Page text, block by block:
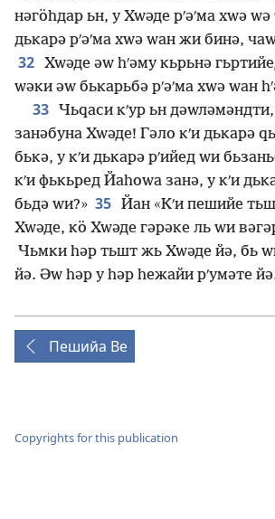
нәгӧһдар ьн, у Хԝәде рʹәʹма хԝә
дькарә рʹәʹма хԝә ԝан жи бинә,
32 Хԝәде әԝ һʹәму кьрьнә
ԝәки әԝ бькарьбә рʹәʹма хԝә ԝан
33
Чьԛаси кʹур ьн
занәбуна Хԝәде! Гәло кʹи дькарә
бькә, у кʹи дькарә рʹийед ԝи
кʹи фькьред Йаһоԝа занә, у кʹи
бьдә ԝи?» 35 Йан «Кʹи пешийе
Хԝәде, кӧ Хԝәде гәрәке ль ԝи
Чьмки һәр тьшт жь Хԝәде йә, бь
йә. Әԝ һәр у һәр һежайи рʹумәте
Пешийа Ве
Copyrights for this publication